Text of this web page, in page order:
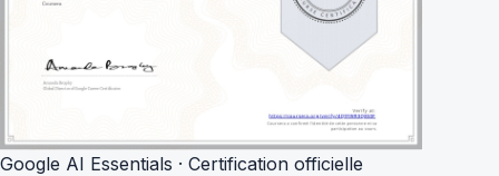
Google AI Essentials · Certification officielle